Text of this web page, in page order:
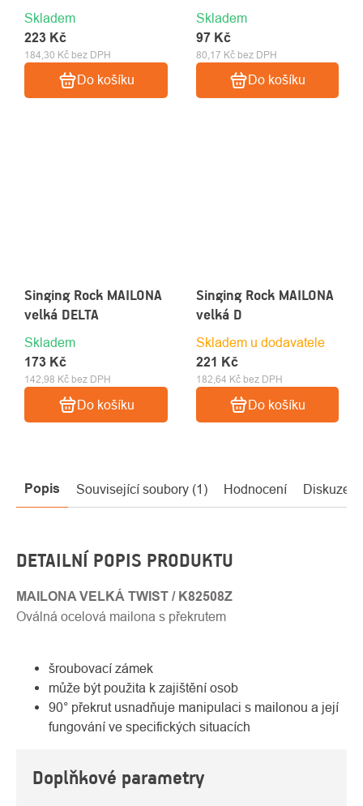
Skladem
184,30 Kč bez DPH
223 Kč
Do košíku
Skladem
80,17 Kč bez DPH
97 Kč
Do košíku
Singing Rock MAILONA
velká DELTA
Skladem
142,98 Kč bez DPH
173 Kč
Do košíku
Singing Rock MAILONA
velká D
Skladem u dodavatele
182,64 Kč bez DPH
221 Kč
Do košíku
Popis Související soubory (1) Hodnocení Diskuze
DETAILNÍ POPIS PRODUKTU
MAILONA VELKÁ TWIST / K82508Z
Oválná ocelová mailona s překrutem
šroubovací zámek
může být použita k zajištění osob
90° překrut usnadňuje manipulaci s mailonou a její
fungování ve specifických situacích
Doplňkové parametry